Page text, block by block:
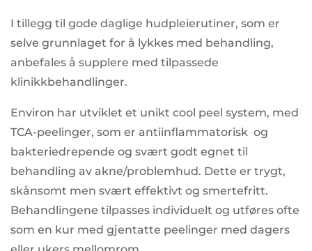
I tillegg til gode daglige hudpleierutiner, som er
selve grunnlaget for å lykkes med behandling,
anbefales å supplere med tilpassede
klinikkbehandlinger.
Environ har utviklet et unikt cool peel system, med
TCA-peelinger, som er antiinflammatorisk og
bakteriedrepende og svært godt egnet til
behandling av akne/problemhud. Dette er trygt,
skånsomt men svært effektivt og smertefritt.
Behandlingene tilpasses individuelt og utføres ofte
som en kur med gjentatte peelinger med dagers